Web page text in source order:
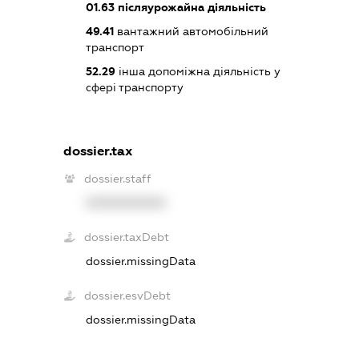
01.63післяурожайна діяльність
49.41вантажний автомобільний
транспорт
52.29інша допоміжна діяльність у
сфері транспорту
dossier.tax
dossier.staff
dossier.taxDebt
dossier.missingData
dossier.esvDebt
dossier.missingData